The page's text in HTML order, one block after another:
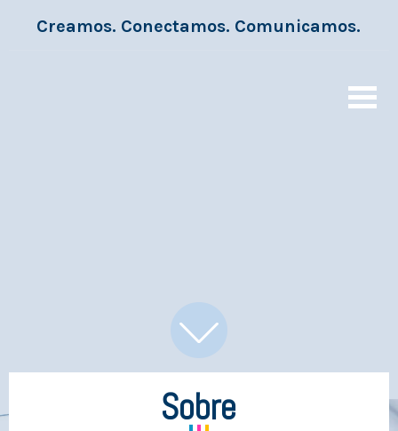
Creamos. Conectamos. Comunicamos.
Sobre